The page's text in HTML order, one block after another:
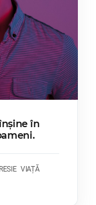
în
VIAȚĂ